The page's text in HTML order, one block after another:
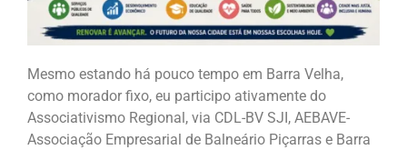
Mesmo estando há pouco tempo em Barra Velha,
como morador fixo, eu participo ativamente do
Associativismo Regional, via CDL-BV SJI, AEBAVE-
Associação Empresarial de Balneário Piçarras e Barra